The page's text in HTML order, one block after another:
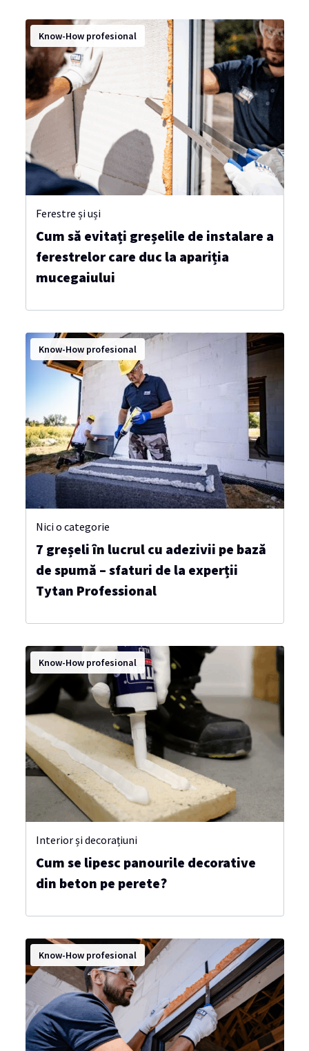
Know-How profesional
Ferestre și uși
Cum să evitați greșelile de instalare a
ferestrelor care duc la apariția
mucegaiului
Know-How profesional
Nici o categorie
7 greșeli în lucrul cu adezivii pe bază
de spumă – sfaturi de la experții
Tytan Professional
Know-How profesional
Interior și decorațiuni
Cum se lipesc panourile decorative
din beton pe perete?
Know-How profesional